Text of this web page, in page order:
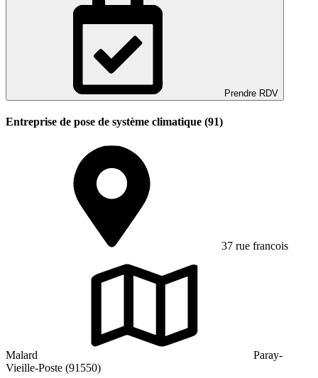
Prendre RDV
Entreprise de pose de système climatique (91)
37 rue francois
Malard
Paray-
Vieille-Poste (91550)